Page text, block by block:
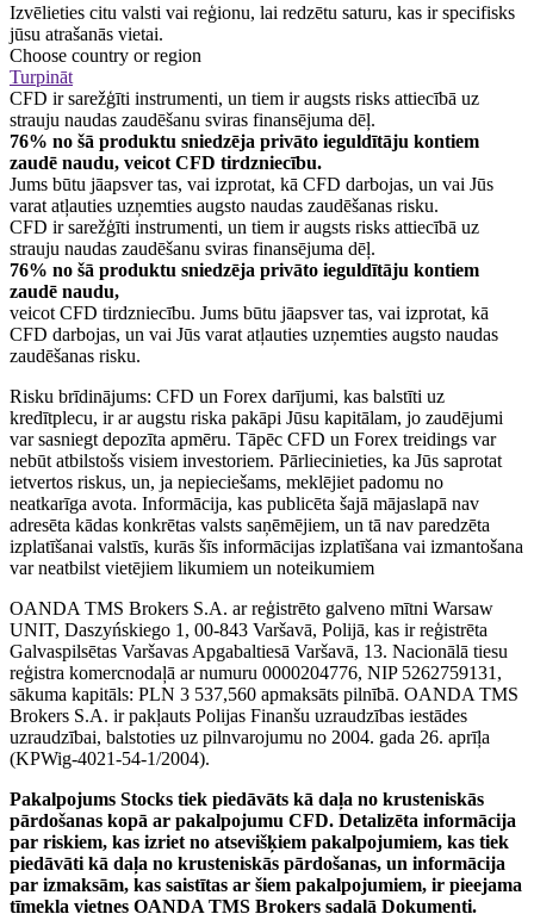
Izvēlieties citu valsti vai reģionu, lai redzētu saturu, kas ir specifisks
jūsu atrašanās vietai.
Choose country or region
Turpināt
CFD ir sarežģīti instrumenti, un tiem ir augsts risks attiecībā uz
strauju naudas zaudēšanu sviras finansējuma dēļ.
76% no šā produktu sniedzēja privāto ieguldītāju kontiem
zaudē naudu, veicot CFD tirdzniecību.
Jums būtu jāapsver tas, vai izprotat, kā CFD darbojas, un vai Jūs
varat atļauties uzņemties augsto naudas zaudēšanas risku.
CFD ir sarežģīti instrumenti, un tiem ir augsts risks attiecībā uz
strauju naudas zaudēšanu sviras finansējuma dēļ.
76% no šā produktu sniedzēja privāto ieguldītāju kontiem
zaudē naudu,
veicot CFD tirdzniecību. Jums būtu jāapsver tas, vai izprotat, kā
CFD darbojas, un vai Jūs varat atļauties uzņemties augsto naudas
zaudēšanas risku.
Risku brīdinājums: CFD un Forex darījumi, kas balstīti uz
kredītplecu, ir ar augstu riska pakāpi Jūsu kapitālam, jo zaudējumi
var sasniegt depozīta apmēru. Tāpēc CFD un Forex treidings var
nebūt atbilstošs visiem investoriem. Pārliecinieties, ka Jūs saprotat
ietvertos riskus, un, ja nepieciešams, meklējiet padomu no
neatkarīga avota. Informācija, kas publicēta šajā mājaslapā nav
adresēta kādas konkrētas valsts saņēmējiem, un tā nav paredzēta
izplatīšanai valstīs, kurās šīs informācijas izplatīšana vai izmantošana
var neatbilst vietējiem likumiem un noteikumiem
OANDA TMS Brokers S.A. ar reģistrēto galveno mītni Warsaw
UNIT, Daszyńskiego 1, 00-843 Varšavā, Polijā, kas ir reģistrēta
Galvaspilsētas Varšavas Apgabaltiesā Varšavā, 13. Nacionālā tiesu
reģistra komercnodaļā ar numuru 0000204776, NIP 5262759131,
sākuma kapitāls: PLN 3 537,560 apmaksāts pilnībā. OANDA TMS
Brokers S.A. ir pakļauts Polijas Finanšu uzraudzības iestādes
uzraudzībai, balstoties uz pilnvarojumu no 2004. gada 26. aprīļa
(KPWig-4021-54-1/2004).
Pakalpojums Stocks tiek piedāvāts kā daļa no krusteniskās
pārdošanas kopā ar pakalpojumu CFD. Detalizēta informācija
par riskiem, kas izriet no atsevišķiem pakalpojumiem, kas tiek
piedāvāti kā daļa no krusteniskās pārdošanas, un informācija
par izmaksām, kas saistītas ar šiem pakalpojumiem, ir pieejama
tīmekļa vietnes OANDA TMS Brokers sadaļā Dokumenti.